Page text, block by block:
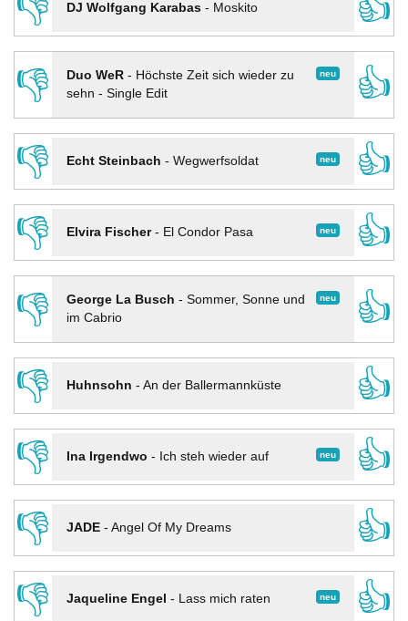
👎 DJ Wolfgang Karabas- Moskito
👍
👎
neu
Duo WeR- Höchste Zeit sich wieder zu
sehn - Single Edit
👍
👎
neu
Echt Steinbach - Wegwerfsoldat
👍
👎
neu
Elvira Fischer- El Condor Pasa
👍
👎
neu
George La Busch - Sommer, Sonne und
im Cabrio
👍
👎
Huhnsohn - An der Ballermannküste
👍
👎
neu
Ina Irgendwo - Ich steh wieder auf
👍
👎
JADE- Angel Of My Dreams
👍
👎
neu
Jaqueline Engel - Lass mich raten
👍